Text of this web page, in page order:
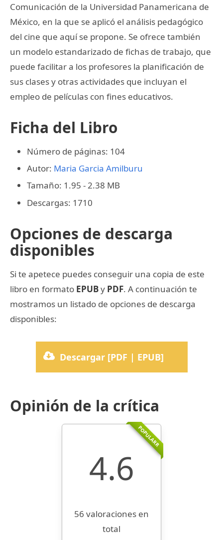
Comunicación de la Universidad Panamericana de
México, en la que se aplicó el análisis pedagógico
del cine que aquí se propone. Se ofrece también
un modelo estandarizado de fichas de trabajo, que
puede facilitar a los profesores la planificación de
sus clases y otras actividades que incluyan el
empleo de películas con fines educativos.
Ficha del Libro
Número de páginas: 104
Autor: Maria Garcia Amilburu
Tamaño: 1.95 - 2.38 MB
Descargas: 1710
Opciones de descarga
disponibles
Si te apetece puedes conseguir una copia de este
libro en formato EPUBy PDF. A continuación te
mostramos un listado de opciones de descarga
disponibles:
Descargar [PDF | EPUB]
Opinión de la crítica
POPULARR
4.6
56 valoraciones en
total